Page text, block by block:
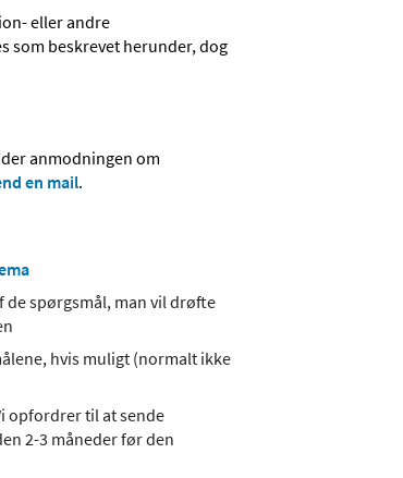
eller andre
som beskrevet herunder, dog
anmodningen om
en mail.
de spørgsmål, man vil drøfte
hvis muligt (normalt ikke
opfordrer til at sende
2-3 måneder før den